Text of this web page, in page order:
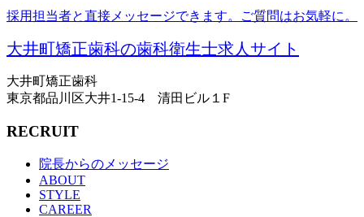
採用担当者と直接メッセージできます。ご質問はお気軽に。
大井町矯正歯科の歯科衛生士求人サイト
大井町矯正歯科
東京都品川区大井1-15-4 清田ビル１F
RECRUIT
院長からのメッセージ
ABOUT
STYLE
CAREER